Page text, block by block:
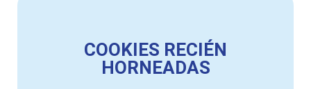
COOKIES RECIÉN
HORNEADAS